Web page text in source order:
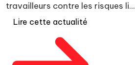
travailleurs contre les risques li...
Lire cette actualité